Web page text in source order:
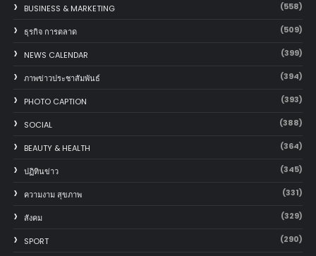
BUSINESS & MARKETING (558)
ธุรกิจ การตลาด (509)
NEWS CALENDAR (399)
ภาพข่าวประชาสัมพันธ์ (394)
PHOTO CAPTION (393)
SOCIAL (388)
BEAUTY & HEALTH (364)
ปฏิทินข่าว (345)
ความงาม สุขภาพ (331)
สังคม (329)
SPORT (290)